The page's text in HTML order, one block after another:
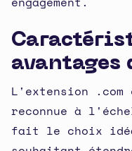
avantages
L'extension
reconnue à
fait le choix